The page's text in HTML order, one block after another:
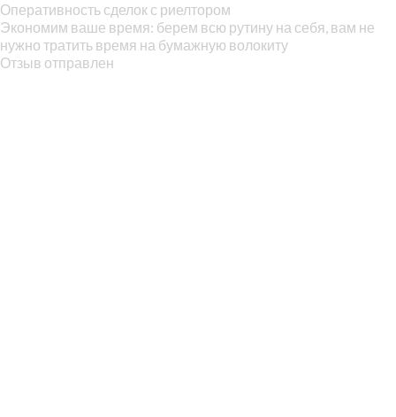
Оперативность сделок с риелтором
Экономим ваше время: берем всю рутину на себя, вам не
нужно тратить время на бумажную волокиту
Отзыв отправлен